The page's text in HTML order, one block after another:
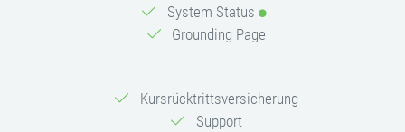
System Status
Grounding Page
Kursrücktrittsversicherung
Support